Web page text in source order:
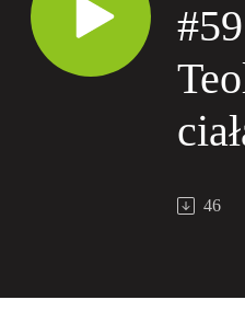
#59
wg.
46